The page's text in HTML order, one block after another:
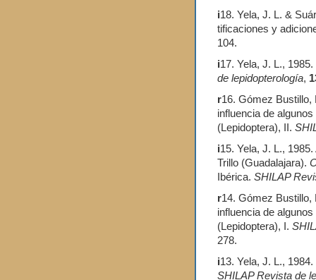
i18. Yela, J. L. &
tificaciones y
104.
i17. Yela, J. L.,
de lepidopterología,
r16. Gómez Bustillo,
in­fluencia de
(Lepidoptera), II.
i15. Yela, J. L.,
Trillo (Guadalajara).
Ibérica. SHILAP
r14. Gómez Bustillo,
in­fluencia de
(Lepidoptera), I.
278.
i13. Yela, J. L.,
SHILAP Revista de